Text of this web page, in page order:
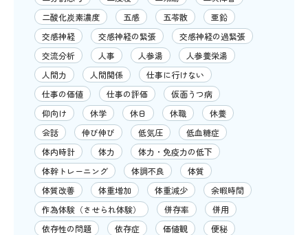
二酸化炭素濃度
五感 五苓散
亜鉛
交感神経
交感神経の緊張
交感神経の過緊張
交流分析
人事 人参湯
人参養栄湯
人間力
人間関係
仕事に行けない
仕事の価値
仕事の評価
仮面うつ病
仰向け
休学 休日 休職
休養
会話
伸び伸び 低気圧
低血糖症
体内時計
体力
体力・免疫力の低下
体幹トレーニング
体調不良
体質
体質改善
体重増加 体重減少
余暇時間
作為体験（させられ体験）
併存率
併用
依存性の問題
依存症 価値観
便秘